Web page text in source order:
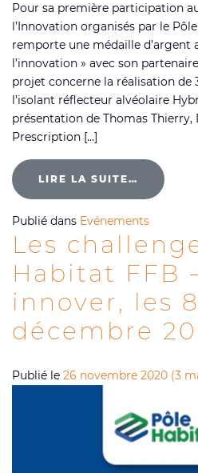
Pour sa première participation
l’Innovation organisés par le
remporte une médaille d’argent
l’innovation » avec son
projet concerne la réalisation de
l’isolant réflecteur alvéolaire
présentation de Thomas Thierry,
Prescription […]
LIRE LA SUITE…
Publié dans Evénements
Les
Habitat FFB
innover, les
décembre
Publié le 26 novembre 2020 (3